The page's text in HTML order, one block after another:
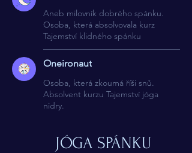
Aneb milovník dobrého spánku.
Osoba, která absolvovala kurz
Tajemství klidného spánku
Oneironaut
Osoba, která zkoumá říši snů.
Absolvent kurzu Tajemství jóga
nidry.
JÓGA SPÁNKU